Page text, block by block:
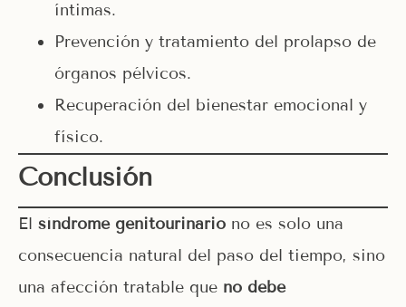
íntimas.
Prevención y tratamiento del prolapso de
órganos pélvicos.
Recuperación del bienestar emocional y
físico.
Conclusión
El síndrome genitourinario no es solo una
consecuencia natural del paso del tiempo, sino
una afección tratable que no debe